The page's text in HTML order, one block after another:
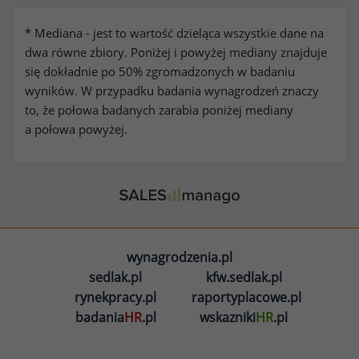
* Mediana - jest to wartość dzieląca wszystkie dane na
dwa równe zbiory. Poniżej i powyżej mediany znajduje
się dokładnie po 50% zgromadzonych w badaniu
wyników. W przypadku badania wynagrodzeń znaczy
to, że połowa badanych zarabia poniżej mediany
a połowa powyżej.
wynagrodzenia.pl
sedlak.pl
kfw.sedlak.pl
rynekpracy.pl
raportyplacowe.pl
badaniaHR.pl wskaznikiHR.pl